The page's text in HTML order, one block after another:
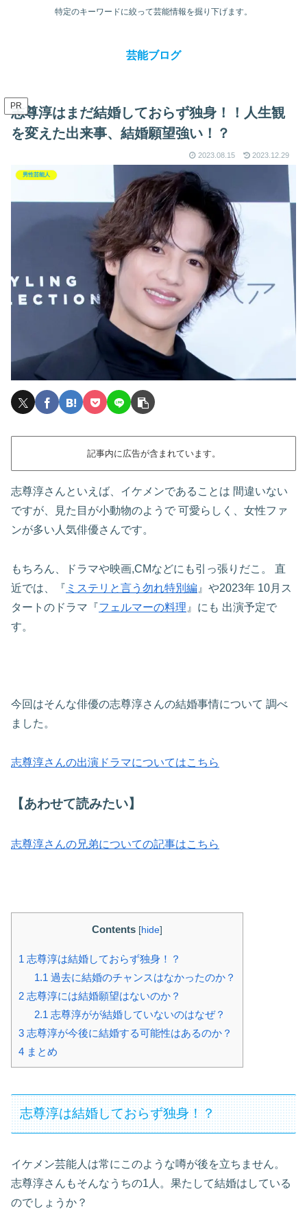
特定のキーワードに絞って芸能情報を掘り下げます。
芸能ブログ
PR
志尊淳はまだ結婚しておらず独身！！人生観
を変えた出来事、結婚願望強い！？
2023.08.15 2023.12.29
男性芸能人
記事内に広告が含まれています。
志尊淳さんといえば、イケメンであることは 間違いない
ですが、見た目が小動物のようで 可愛らしく、女性ファ
ンが多い人気俳優さんです。
もちろん、ドラマや映画,CMなどにも引っ張りだこ。
直
近では、『 ミステリと言う勿れ特別編 』や2023年 10月ス
タートのドラマ『フェルマーの料理 』にも 出演予定で
す。
今回はそんな俳優の志尊淳さんの結婚事情について 調べ
ました。
志尊淳さんの出演ドラマについてはこちら
【あわせて読みたい】
志尊淳さんの兄弟についての記事はこちら
Contents [hide]
1 志尊淳は結婚しておらず独身！？
1.1 過去に結婚のチャンスはなかったのか？
2 志尊淳には結婚願望はないのか？
2.1 志尊淳がが結婚していないのはなぜ？
3 志尊淳が今後に結婚する可能性はあるのか？
4 まとめ
志尊淳は結婚しておらず独身！？
イケメン芸能人は常にこのような噂が後を立ちません。
志尊淳さんもそんなうちの1人。果たして結婚はしている
のでしょうか？